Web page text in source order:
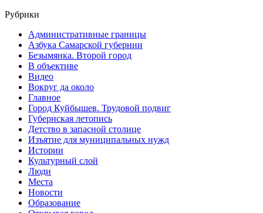
Рубрики
Административные границы
Азбука Самарской губернии
Безымянка. Второй город
В объективе
Видео
Вокруг да около
Главное
Город Куйбышев. Трудовой подвиг
Губернская летопись
Детство в запасной столице
Изъятие для муниципальных нужд
Истории
Культурный слой
Люди
Места
Новости
Образование